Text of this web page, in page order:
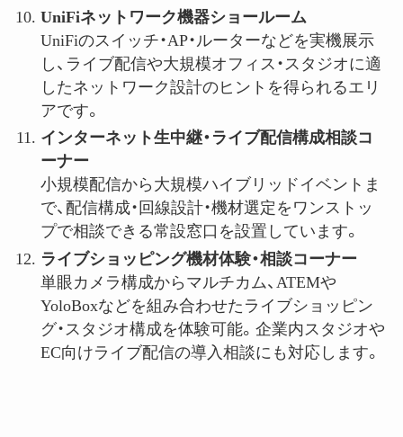
UniFiネットワーク機器ショールーム
UniFiのスイッチ・AP・ルーターなどを実機展示
し、ライブ配信や大規模オフィス・スタジオに適
したネットワーク設計のヒントを得られるエリ
アです。
インターネット生中継・ライブ配信構成相談コ
ーナー
小規模配信から大規模ハイブリッドイベントま
で、配信構成・回線設計・機材選定をワンストッ
プで相談できる常設窓口を設置しています。
ライブショッピング機材体験・相談コーナー
単眼カメラ構成からマルチカム、ATEMや
YoloBoxなどを組み合わせたライブショッピン
グ・スタジオ構成を体験可能。企業内スタジオや
EC向けライブ配信の導入相談にも対応します。